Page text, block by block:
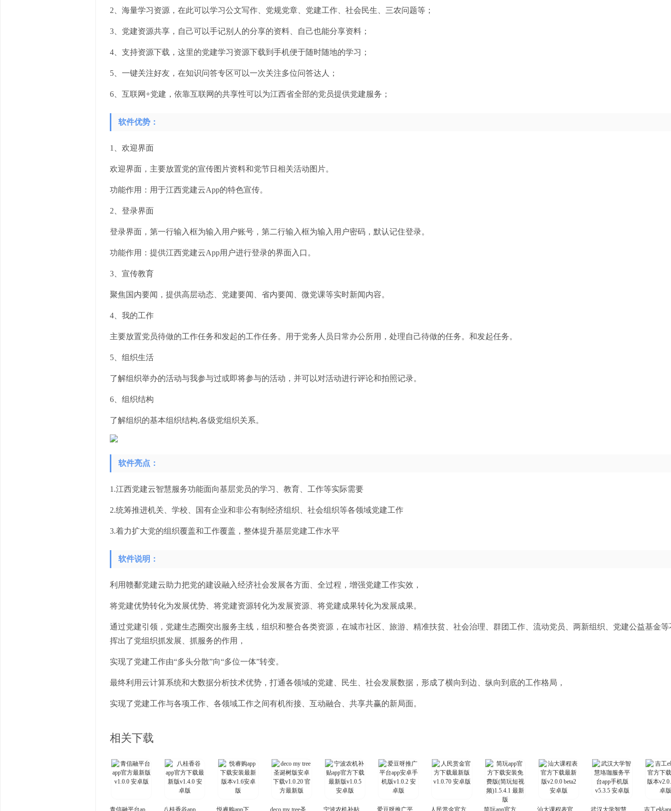
2、海量学习资源，在此可以学习公文写作、党规党章、党建工作、社会民生、三农问题等；
3、党建资源共享，自己可以手记别人的分享的资料、自己也能分享资料；
4、支持资源下载，这里的党建学习资源下载到手机便于随时随地的学习；
5、一键关注好友，在知识问答专区可以一次关注多位问答达人；
6、互联网+党建，依靠互联网的共享性可以为江西省全部的党员提供党建服务；
软件优势：
1、欢迎界面
欢迎界面，主要放置党的宣传图片资料和党节日相关活动图片。
功能作用：用于江西党建云App的特色宣传。
2、登录界面
登录界面，第一行输入框为输入用户账号，第二行输入框为输入用户密码，默认记住登录。
功能作用：提供江西党建云App用户进行登录的界面入口。
3、宣传教育
聚焦国内要闻，提供高层动态、党建要闻、省内要闻、微党课等实时新闻内容。
4、我的工作
主要放置党员待做的工作任务和发起的工作任务。用于党务人员日常办公所用，处理自己待做的任务。和发起任务。
5、组织生活
了解组织举办的活动与我参与过或即将参与的活动，并可以对活动进行评论和拍照记录。
6、组织结构
了解组织的基本组织结构,各级党组织关系。
软件亮点：
1.江西党建云智慧服务功能面向基层党员的学习、教育、工作等实际需要
2.统筹推进机关、学校、国有企业和非公有制经济组织、社会组织等各领域党建工作
3.着力扩大党的组织覆盖和工作覆盖，整体提升基层党建工作水平
软件说明：
利用赣鄱党建云助力把党的建设融入经济社会发展各方面、全过程，增强党建工作实效，
将党建优势转化为发展优势、将党建资源转化为发展资源、将党建成果转化为发展成果。
通过党建引领，党建生态圈突出服务主线，组织和整合各类资源，在城市社区、旅游、精准扶贫、社会治理、群团工作、流动党员、两新组织、党建公益基金
挥出了党组织抓发展、抓服务的作用，
实现了党建工作由“多头分散”向“多位一体”转变。
最终利用云计算系统和大数据分析技术优势，打通各领域的党建、民生、社会发展数据，形成了横向到边、纵向到底的工作格局，
实现了党建工作与各项工作、各领域工作之间有机衔接、互动融合、共享共赢的新局面。
相关下载